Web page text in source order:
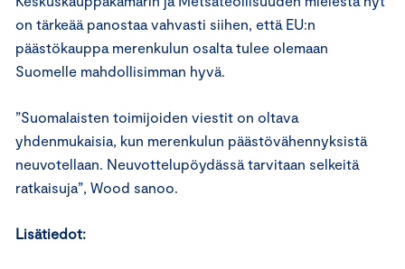
on tärkeää panostaa vahvasti siihen, että EU:n
päästökauppa merenkulun osalta tulee olemaan
Suomelle mahdollisimman hyvä.
”Suomalaisten toimijoiden viestit on oltava
yhdenmukaisia, kun merenkulun päästövähennyksistä
neuvotellaan. Neuvottelupöydässä tarvitaan selkeitä
ratkaisuja”, Wood sanoo.
Lisätiedot: